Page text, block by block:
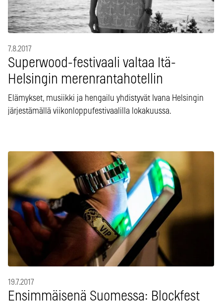
7.8.2017
Superwood-festivaali valtaa Itä-
Helsingin merenrantahotellin
Elämykset, musiikki ja hengailu yhdistyvät Ivana Helsingin
järjestämällä viikonloppufestivaalilla lokakuussa.
19.7.2017
Ensimmäisenä Suomessa: Blockfest